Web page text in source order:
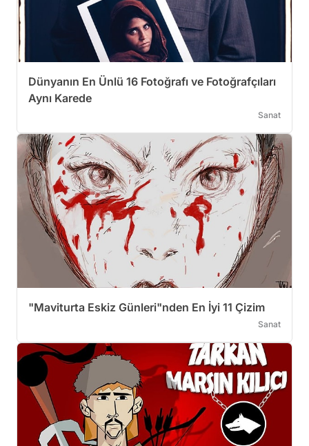
Dünyanın En Ünlü 16 Fotoğrafı ve Fotoğrafçıları
Aynı Karede
Sanat
"Maviturta Eskiz Günleri"nden En İyi 11 Çizim
Sanat